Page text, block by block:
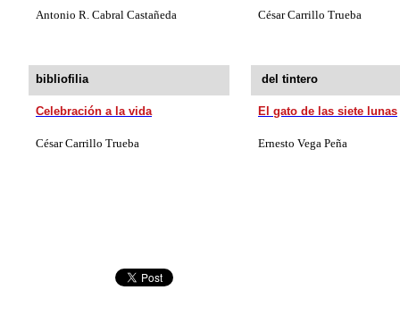
Antonio R. Cabral Castañeda César Carrillo Trueba
bibliofilia del tintero
Celebración a la vida El gato de las siete lunas
César Carrillo Trueba Ernesto Vega Peña